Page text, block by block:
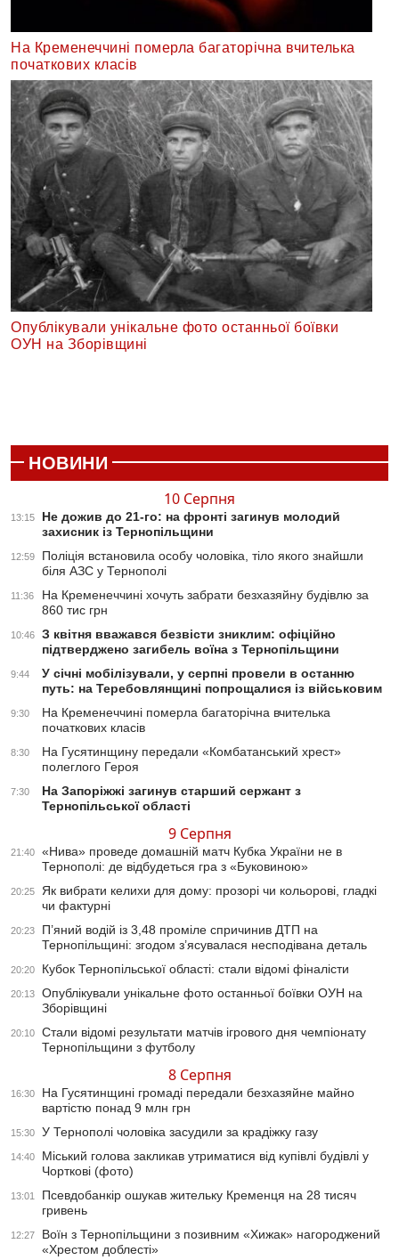
На Кременеччині померла багаторічна вчителька
початкових класів
Опублікували унікальне фото останньої боївки
ОУН на Зборівщині
НОВИНИ
10 Серпня
13:15
Не дожив до 21-го: на фронті загинув молодий
захисник із Тернопільщини
12:59
Поліція встановила особу чоловіка, тіло якого знайшли
біля АЗС у Тернополі
11:36
На Кременеччині хочуть забрати безхазяйну будівлю за
860 тис грн
10:46
З квітня вважався безвісти зниклим: офіційно
підтверджено загибель воїна з Тернопільщини
9:44
У січні мобілізували, у серпні провели в останню
путь: на Теребовлянщині попрощалися із військовим
9:30
На Кременеччині померла багаторічна вчителька
початкових класів
8:30
На Гусятинщину передали «Комбатанський хрест»
полеглого Героя
7:30
На Запоріжжі загинув старший сержант з
Тернопільської області
9 Серпня
21:40
«Нива» проведе домашній матч Кубка України не в
Тернополі: де відбудеться гра з «Буковиною»
20:25
Як вибрати келихи для дому: прозорі чи кольорові, гладкі
чи фактурні
20:23
П’яний водій із 3,48 проміле спричинив ДТП на
Тернопільщині: згодом з’ясувалася несподівана деталь
20:20 Кубок Тернопільської області: стали відомі фіналісти
20:13
Опублікували унікальне фото останньої боївки ОУН на
Зборівщині
20:10
Стали відомі результати матчів ігрового дня чемпіонату
Тернопільщини з футболу
8 Серпня
16:30
На Гусятинщині громаді передали безхазяйне майно
вартістю понад 9 млн грн
15:30 У Тернополі чоловіка засудили за крадіжку газу
14:40
Міський голова закликав утриматися від купівлі будівлі у
Чорткові (фото)
13:01
Псевдобанкір ошукав жительку Кременця на 28 тисяч
гривень
12:27
Воїн з Тернопільщини з позивним «Хижак» нагороджений
«Хрестом доблесті»